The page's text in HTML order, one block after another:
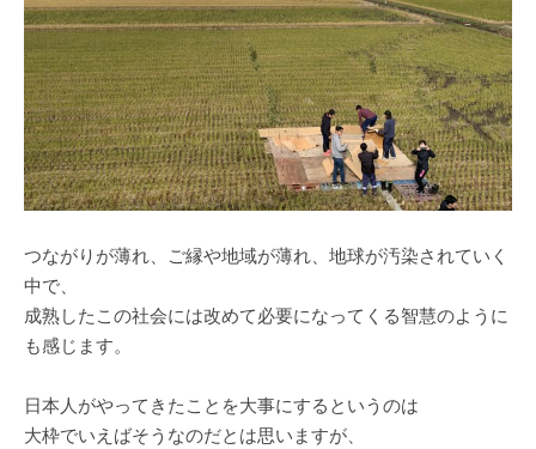
つながりが薄れ、ご縁や地域が薄れ、地球が汚染されていく
中で、
成熟したこの社会には改めて必要になってくる智慧のように
も感じます。
日本人がやってきたことを大事にするというのは
大枠でいえばそうなのだとは思いますが、